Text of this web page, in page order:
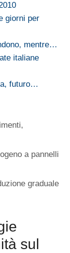
giorni per
mentre…
italiane
futuro…
,
a pannelli
graduale
sul